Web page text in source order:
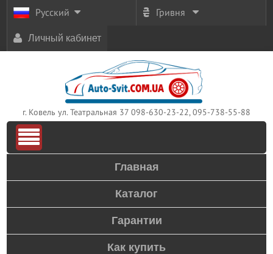
Русский Гривня
Личный кабинет
г. Ковель ул. Театральная 37 098-630-23-22, 095-738-55-88
Главная
Каталог
Гарантии
Как купить